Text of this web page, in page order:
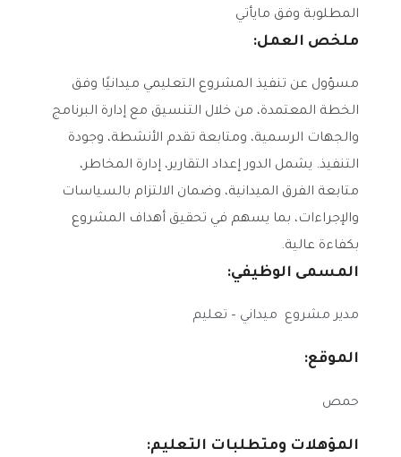
المطلوبة وفق مايأتي
ملخص العمل:
مسؤول عن تنفيذ المشروع التعليمي ميدانيًا وفق
الخطة المعتمدة، من خلال التنسيق مع إدارة البرنامج
والجهات الرسمية، ومتابعة تقدم الأنشطة، وجودة
التنفيذ. يشمل الدور إعداد التقارير، إدارة المخاطر،
متابعة الفرق الميدانية، وضمان الالتزام بالسياسات
والإجراءات، بما يسهم في تحقيق أهداف المشروع
بكفاءة عالية.
المسمى الوظيفي:
مدير مشروع ميداني – تعليم
الموقع:
حمص
المؤهلات ومتطلبات التعليم: